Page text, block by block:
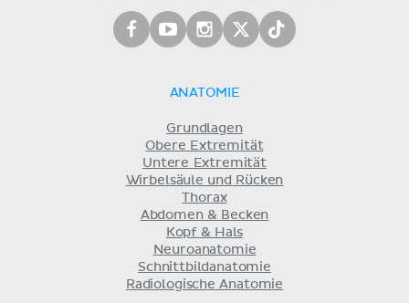
ANATOMIE
Grundlagen
Obere Extremität
Untere Extremität
Wirbelsäule und Rücken
Thorax
Abdomen & Becken
Kopf & Hals
Neuroanatomie
Schnittbildanatomie
Radiologische Anatomie